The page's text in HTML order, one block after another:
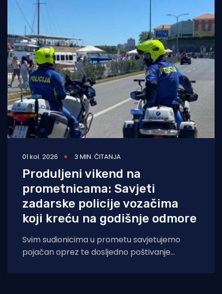
01 kol. 2026 3 MIN. ČITANJA
Produljeni vikend na
prometnicama: Savjeti
zadarske policije vozačima
koji kreću na godišnje odmore
Svim sudionicima u prometu savjetujemo
pojačan oprez te dosljedno poštivanje